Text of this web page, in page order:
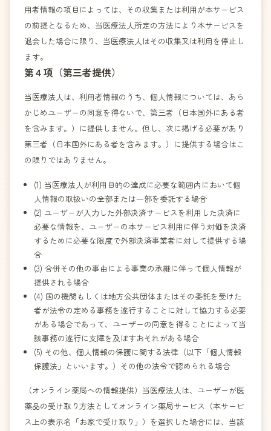
用者情報の項目によっては、その収集または利用が本サービス
の前提となるため、当医療法人所定の方法により本サービスを
退会した場合に限り、当医療法人はその収集又は利用を停止し
ます。
第４項（第三者提供）
当医療法人は、利用者情報のうち、個人情報については、あら
かじめユーザーの同意を得ないで、第三者（日本国外にある者
を含みます。）に提供しません。但し、次に掲げる必要があり
第三者（日本国外にある者を含みます。）に提供する場合はこ
の限りではありません。
(1) 当医療法人が利用目的の達成に必要な範囲内において個
人情報の取扱いの全部または一部を委託する場合
(2) ユーザーが入力した外部決済サービスを利用した決済に
必要な情報を、ユーザーの本サービス利用に伴う対価を決済
するために必要な限度で外部決済事業者に対して提供する場
合
(3) 合併その他の事由による事業の承継に伴って個人情報が
提供される場合
(4) 国の機関もしくは地方公共団体またはその委託を受けた
者が法令の定める事務を遂行することに対して協力する必要
がある場合であって、ユーザーの同意を得ることによって当
該事務の遂行に支障を及ぼすおそれがある場合
(5) その他、個人情報の保護に関する法律（以下「個人情報
保護法」といいます。）その他の法令で認められる場合
（オンライン薬局への情報提供）当医療法人は、ユーザーが医
薬品の受け取り方法としてオンライン薬局サービス（本サービ
ス上の表示名「お家で受け取り」）を選択した場合には、当該